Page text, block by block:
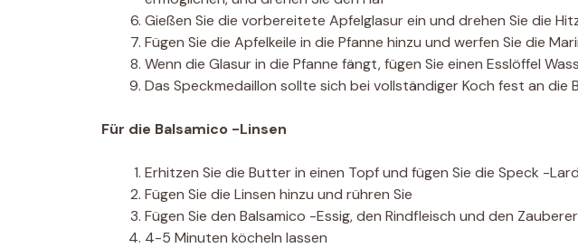
Gießen Sie die vorbereitete Apfelglasur ein und drehen Sie die
Fügen Sie die Apfelkeile in die Pfanne hinzu und werfen Sie die
Wenn die Glasur in die Pfanne fängt, fügen Sie einen Esslöffel
Das Speckmedaillon sollte sich bei vollständiger Koch fest an die
Für die Balsamico -Linsen
Erhitzen Sie die Butter in einen Topf und fügen Sie die Speck -
Fügen Sie die Linsen hinzu und rühren Sie
Fügen Sie den Balsamico -Essig, den Rindfleisch und den
4-5 Minuten köcheln lassen